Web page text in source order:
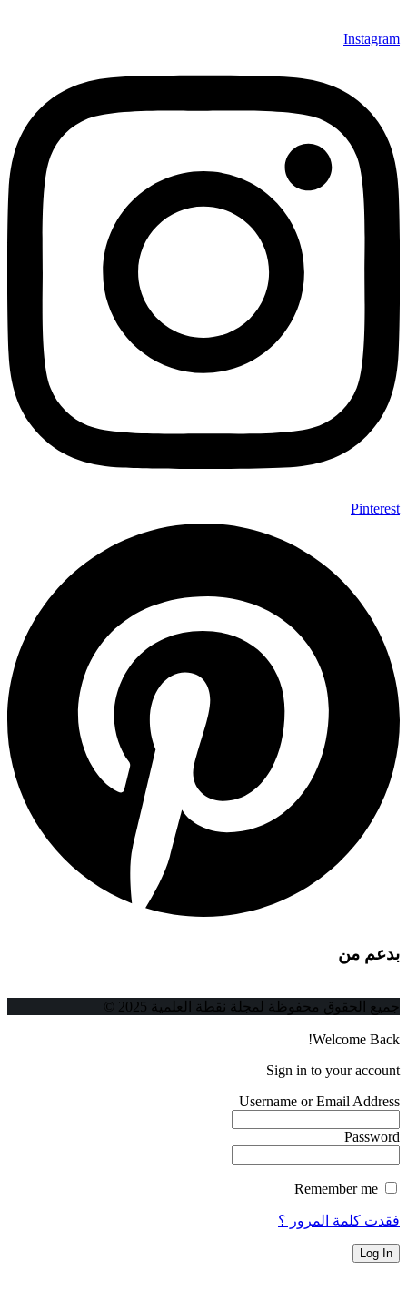
من
الحقوق محفوظة لمجلة نقطة العلمية 2025 ©
Welcome
Sign in to your
Username or Email
كلمة المرور ؟